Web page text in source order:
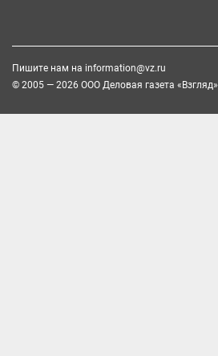
Пишите нам на information@vz.ru
© 2005 — 2026 ООО Деловая газета «Взгляд»